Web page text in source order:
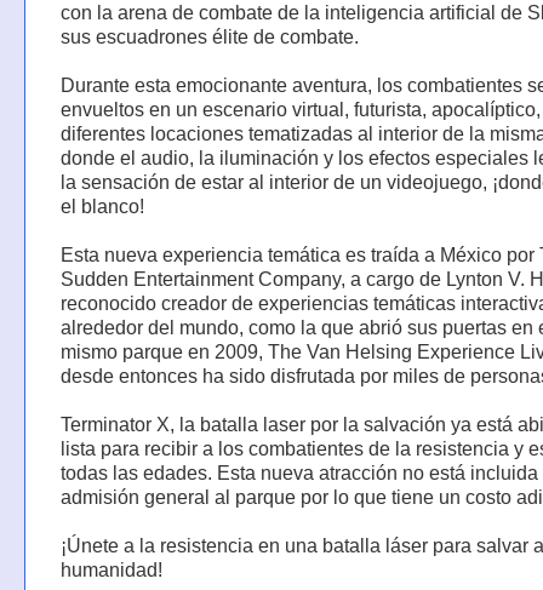
con la arena de combate de la inteligencia artificial de
sus escuadrones élite de combate.
Durante esta emocionante aventura, los combatientes
envueltos en un escenario virtual, futurista,
diferentes locaciones tematizadas al interior de la
donde el audio, la iluminación y los efectos especiales
la sensación de estar al interior de un videojuego,
el blanco!
Esta nueva experiencia temática es traída a México por
Sudden Entertainment Company, a cargo de Lynton V.
reconocido creador de experiencias temáticas
alrededor del mundo, como la que abrió sus puertas en
mismo parque en 2009, The Van Helsing Experience
desde entonces ha sido disfrutada por miles de
Terminator X, la batalla laser por la salvación ya está
lista para recibir a los combatientes de la resistencia y
todas las edades. Esta nueva atracción no está incluida
admisión general al parque por lo que tiene un costo
¡Únete a la resistencia en una batalla láser para salvar
humanidad!